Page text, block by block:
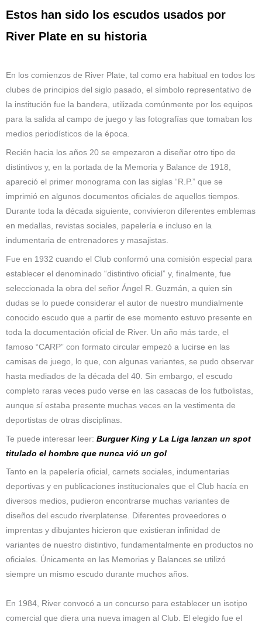
Estos han sido los escudos usados por
River Plate en su historia
En los comienzos de River Plate, tal como era habitual en todos los
clubes de principios del siglo pasado, el símbolo representativo de
la institución fue la bandera, utilizada comúnmente por los equipos
para la salida al campo de juego y las fotografías que tomaban los
medios periodísticos de la época.
Recién hacia los años 20 se empezaron a diseñar otro tipo de
distintivos y, en la portada de la Memoria y Balance de 1918,
apareció el primer monograma con las siglas “R.P.” que se
imprimió en algunos documentos oficiales de aquellos tiempos.
Durante toda la década siguiente, convivieron diferentes emblemas
en medallas, revistas sociales, papelería e incluso en la
indumentaria de entrenadores y masajistas.
Fue en 1932 cuando el Club conformó una comisión especial para
establecer el denominado “distintivo oficial” y, finalmente, fue
seleccionada la obra del señor Ángel R. Guzmán, a quien sin
dudas se lo puede considerar el autor de nuestro mundialmente
conocido escudo que a partir de ese momento estuvo presente en
toda la documentación oficial de River. Un año más tarde, el
famoso “CARP” con formato circular empezó a lucirse en las
camisas de juego, lo que, con algunas variantes, se pudo observar
hasta mediados de la década del 40. Sin embargo, el escudo
completo raras veces pudo verse en las casacas de los futbolistas,
aunque sí estaba presente muchas veces en la vestimenta de
deportistas de otras disciplinas.
Te puede interesar leer: Burguer King y La Liga lanzan un spot
titulado el hombre que nunca vió un gol
Tanto en la papelería oficial, carnets sociales, indumentarias
deportivas y en publicaciones institucionales que el Club hacía en
diversos medios, pudieron encontrarse muchas variantes de
diseños del escudo riverplatense. Diferentes proveedores o
imprentas y dibujantes hicieron que existieran infinidad de
variantes de nuestro distintivo, fundamentalmente en productos no
oficiales. Únicamente en las Memorias y Balances se utilizó
siempre un mismo escudo durante muchos años.
En 1984, River convocó a un concurso para establecer un isotipo
comercial que diera una nueva imagen al Club. El elegido fue el